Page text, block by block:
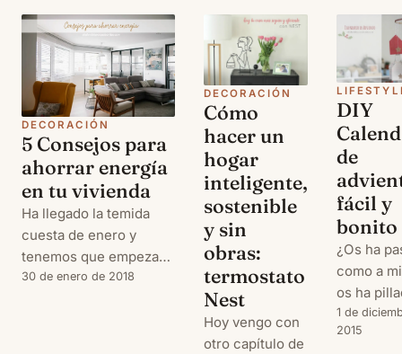
DECORACIÓN
5 Consejos para
ahorrar energía
en tu vivienda
Ha llegado la temida
cuesta de enero y
tenemos que empezar a
ahorrar por donde
30 de enero de 2018
DECORACIÓN
Cómo
hacer un
hogar
inteligente,
sostenible
y sin
obras:
termostato
Nest
Hoy vengo con
otro capítulo de
DIY
de
fácil y
bonito
¿Os ha
como a
os ha
toro con
1 de
2015